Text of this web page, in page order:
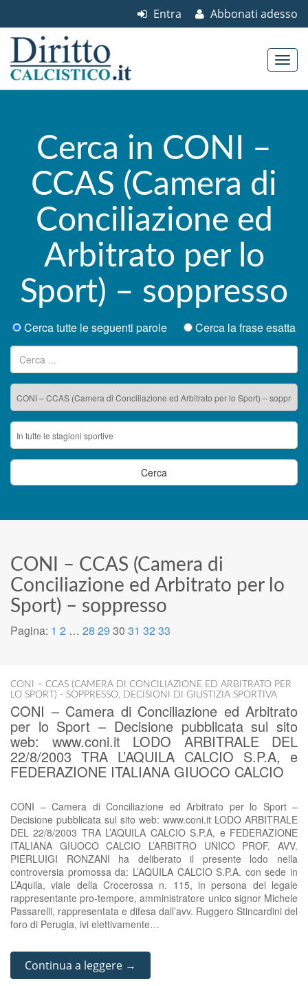
Abbonati adesso
Entra
Cerca in CONI –
CCAS (Camera di
Conciliazione ed
Arbitrato per lo
Sport) – soppresso
Cerca tutte le seguenti parole
Cerca la frase esatta
Ricerca per:
CONI – CCAS (Camera di
Conciliazione ed Arbitrato per lo
Sport) – soppresso
Pagina: 1 2 … 28 29 30 31 32 33
CONI – CCAS (CAMERA DI CONCILIAZIONE ED ARBITRATO PER
LO SPORT) - SOPPRESSO, DECISIONI DI GIUSTIZIA SPORTIVA
CONI – Camera di Conciliazione ed Arbitrato
per lo Sport – Decisione pubblicata sul sito
web: www.coni.it LODO ARBITRALE DEL
22/8/2003 TRA L’AQUILA CALCIO S.P.A, e
FEDERAZIONE ITALIANA GIUOCO CALCIO
CONI – Camera di Conciliazione ed Arbitrato per lo Sport –
Decisione pubblicata sul sito web: www.coni.it LODO ARBITRALE
DEL 22/8/2003 TRA L’AQUILA CALCIO S.P.A, e FEDERAZIONE
ITALIANA GIUOCO CALCIO L’ARBITRO UNICO PROF. AVV.
PIERLUIGI RONZANI ha deliberato il presente lodo nella
controversia promossa da: L’AQUILA CALCIO S.P.A. con sede in
L’Aquila, viale della Crocerossa n. 115, in persona del legale
rappresentante pro-tempore, amministratore unico signor Michele
Passarelli, rappresentata e difesa dall’avv. Ruggero Stincardini del
foro di Perugia, ivi elettivamente…
Continua a leggere →